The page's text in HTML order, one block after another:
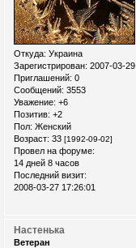
Откуда: Украина
Зарегистрирован: 2007-03-29
Приглашений: 0
Сообщений: 3553
Уважение: +6
Позитив: +2
Пол: Женский
Возраст: 33 [1992-09-02]
Провел на форуме:
14 дней 8 часов
Последний визит:
2008-03-27 17:26:01
Настенька
Ветеран